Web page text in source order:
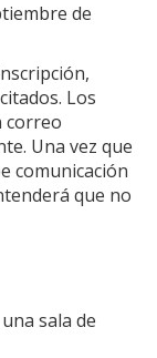
de
Los
correo
Una vez que
comunicación
que no
sala de